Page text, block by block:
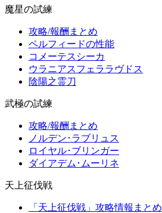
魔星の試練
攻略/報酬まとめ
ペルフィードの性能
コメーテスシーカ
ウラニアスフェララヴドス
陰陽之霊刀
武極の試練
攻略/報酬まとめ
ノルデン･ラブリュス
ロイヤル･ブリンガー
ダイアデム･ムーリネ
天上征伐戦
「天上征伐戦」攻略情報まとめ